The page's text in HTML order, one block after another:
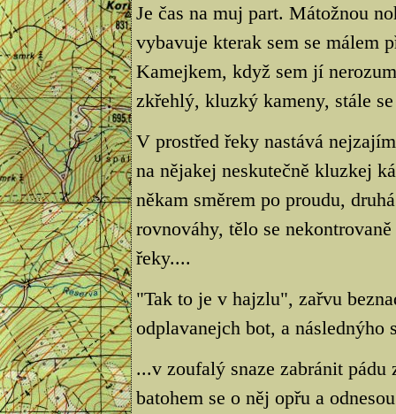
Je čas na muj part. Mátožnou
vybavuje kterak sem se málem
Kamejkem, když sem jí
zkřehlý, kluzký kameny, stále
V prostřed řeky nastává
na nějakej neskutečně kluzkej
někam směrem po proudu,
rovnováhy, tělo se
řeky....
"Tak to je v hajzlu", zařvu
odplavanejch bot, a následnýho
...v zoufalý snaze zabránit
batohem se o něj opřu a